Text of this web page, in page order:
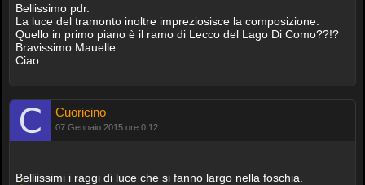
Bellissimo pdr.
La luce del tramonto inoltre impreziosisce la composizione.
Quello in primo piano è il ramo di Lecco del Lago Di Como??!?
Bravissimo Mauelle.
Ciao.
Cuoricino
07 Gennaio 2015 ore 0:12
Belliissimi i raggi di luce che si fanno largo nella foschia.